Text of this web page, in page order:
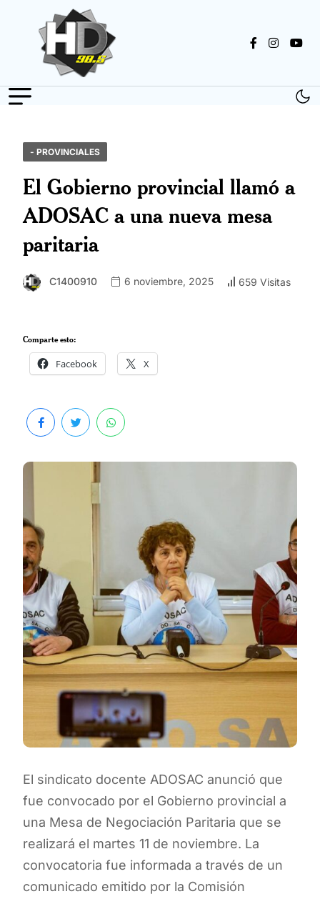
- PROVINCIALES
El Gobierno provincial llamó a
ADOSAC a una nueva mesa
paritaria
C1400910 6 noviembre, 2025 659 Visitas
Comparte esto:
Facebook X
El sindicato docente ADOSAC anunció que
fue convocado por el Gobierno provincial a
una Mesa de Negociación Paritaria que se
realizará el martes 11 de noviembre. La
convocatoria fue informada a través de un
comunicado emitido por la Comisión